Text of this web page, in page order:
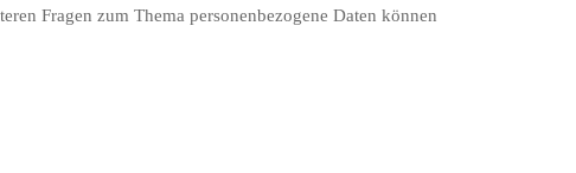
Fragen zum Thema personenbezogene Daten können